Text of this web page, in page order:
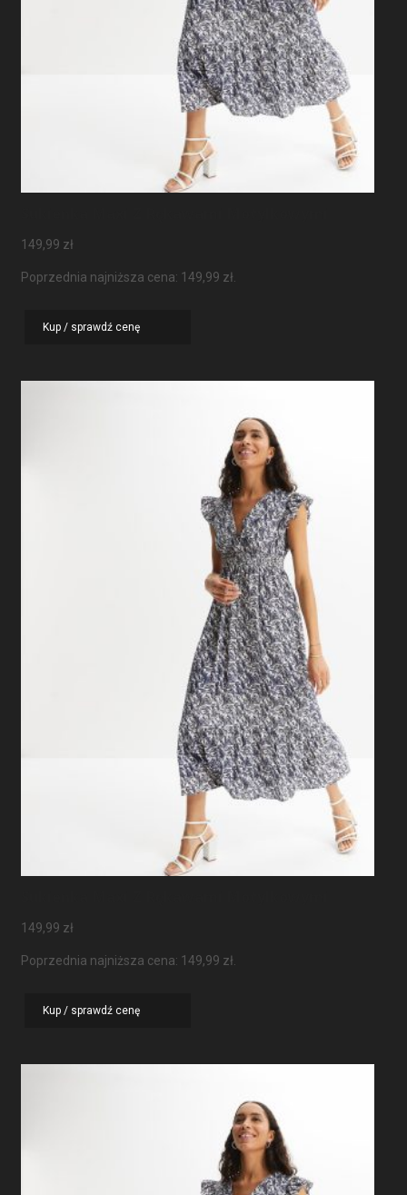
149,99 zł
Poprzednia najniższa cena: 149,99 zł
Kup / sprawdź cenę
149,99 zł
Poprzednia najniższa cena: 149,99 zł.
Kup / sprawdź cenę